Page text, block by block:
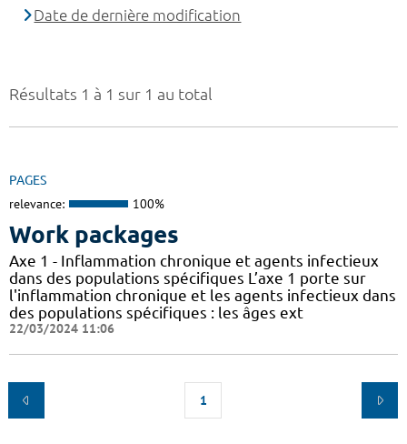
Résultats 1 à 1 sur 1 au total
PAGES
relevance: 100%
Work packages
Axe 1 - Inflammation chronique et agents infectieux
dans des populations spécifiques L’axe 1 porte sur
l'inflammation chronique et les agents infectieux dans
des populations spécifiques : les âges ext
22/03/2024 11:06
1
Date de dernière modification